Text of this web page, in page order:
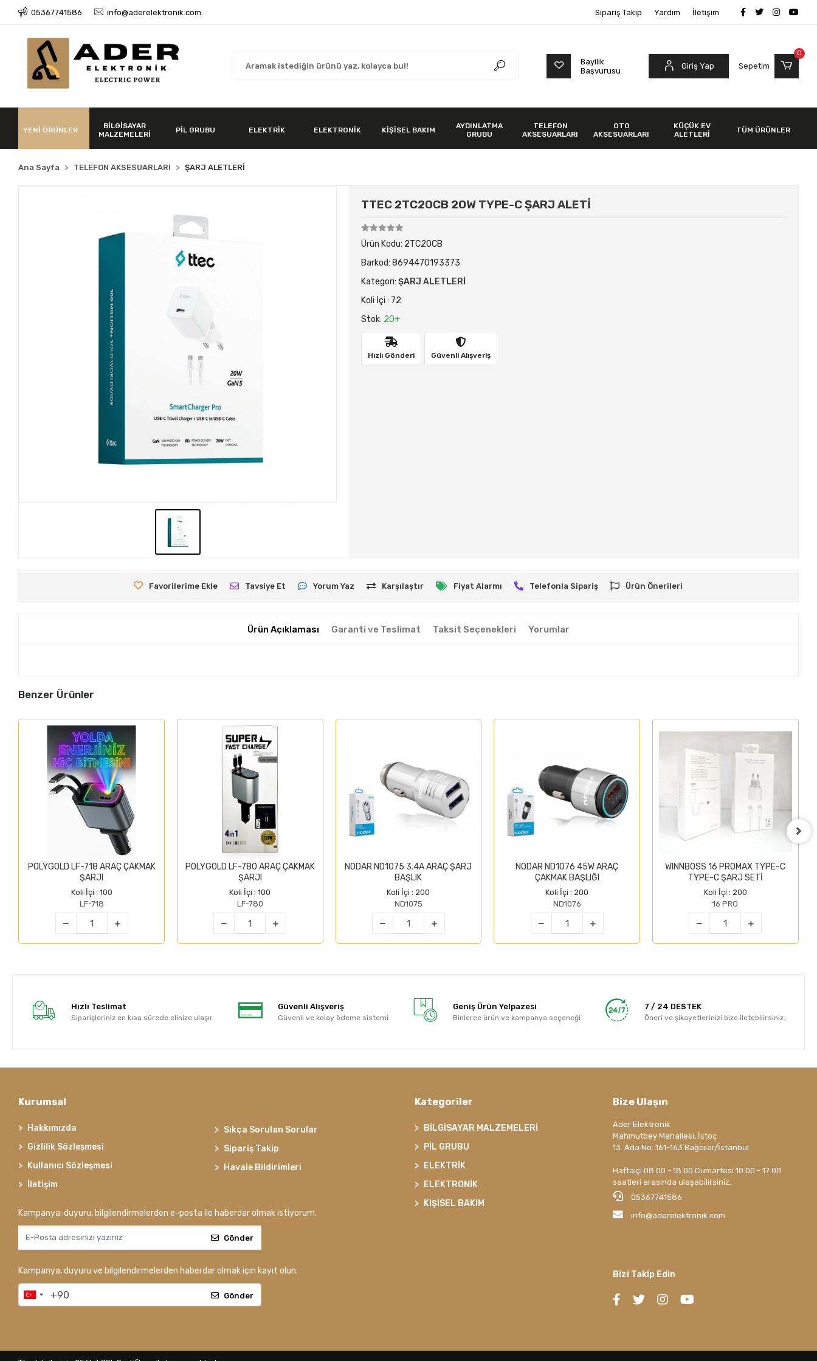
05367741586 info@aderelektronik.com Sipariş Takip Yardım İletişim
Bayilik
Başvurusu
Giriş Yap Sepetim
0
YENİ ÜRÜNLER
BİLGİSAYAR
MALZEMELERİ
PİL GRUBU ELEKTRİK ELEKTRONİK KİŞİSEL BAKIM
AYDINLATMA
GRUBU
TELEFON
AKSESUARLARI
OTO
AKSESUARLARI
KÜÇÜK EV
ALETLERİ
TÜM ÜRÜNLER
Ana Sayfa TELEFON AKSESUARLARI ŞARJ ALETLERİ
TTEC 2TC20CB 20W TYPE-C ŞARJ ALETİ
Ürün Kodu: 2TC20CB
Barkod: 8694470193373
Kategori: ŞARJ ALETLERİ
Koli İçi : 72
Stok: 20+
Hızlı Gönderi Güvenli Alışveriş
Favorilerime Ekle Tavsiye Et Yorum Yaz Karşılaştır Fiyat Alarmı Telefonla Sipariş Ürün Önerileri
Ürün Açıklaması Garanti ve Teslimat Taksit Seçenekleri Yorumlar
Benzer Ürünler
POLYGOLD LF-718 ARAÇ ÇAKMAK
ŞARJI
Koli İçi : 100
LF-718
POLYGOLD LF-780 ARAÇ ÇAKMAK
ŞARJI
Koli İçi : 100
LF-780
NODAR ND1075 3.4A ARAÇ ŞARJ
BAŞLIK
Koli İçi : 200
ND1075
NODAR ND1076 45W ARAÇ
ÇAKMAK BAŞLIĞI
Koli İçi : 200
ND1076
WINNBOSS 16 PROMAX TYPE-C
TYPE-C ŞARJ SETİ
Koli İçi : 200
16 PRO
Hızlı Teslimat
Siparişleriniz en kısa sürede elinize ulaşır.
Güvenli Alışveriş
Güvenli ve kolay ödeme sistemi
Geniş Ürün Yelpazesi
Binlerce ürün ve kampanya seçeneği
7 / 24 DESTEK
Öneri ve şikayetlerinizi bize iletebilirsiniz.
Kurumsal
Hakkımızda
Gizlilik Sözleşmesi
Kullanıcı Sözleşmesi
İletişim
Sıkça Sorulan Sorular
Sipariş Takip
Havale Bildirimleri
Kampanya, duyuru, bilgilendirmelerden e-posta ile haberdar olmak istiyorum.
Gönder
Kampanya, duyuru ve bilgilendirmelerden haberdar olmak için kayıt olun.
Gönder
Kategoriler
BİLGİSAYAR MALZEMELERİ
PİL GRUBU
ELEKTRİK
ELEKTRONİK
KİŞİSEL BAKIM
Bize Ulaşın
Ader Elektronik
Mahmutbey Mahallesi, İstoç
13. Ada No: 161-163 Bağcılar/İstanbul
Haftaiçi 08:00 - 18:00 Cumartesi 10:00 - 17:00
saatleri arasında ulaşabilirsiniz.
05367741586
info@aderelektronik.com
Bizi Takip Edin